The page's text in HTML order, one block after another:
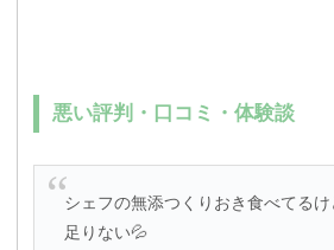
悪い評判・口コミ・体験談
シェフの無添つくりおき食べてる
足りない💦